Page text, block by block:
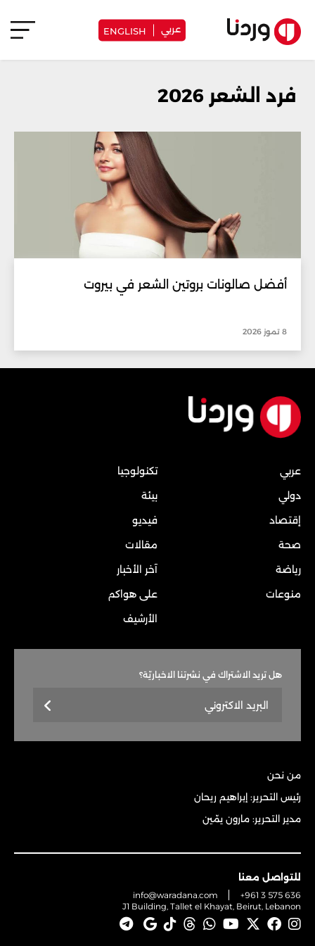
عربي ENGLISH
فرد الشعر 2026
أفضل صالونات بروتين الشعر في بيروت
8 تموز 2026
عربي
دولي
إقتصاد
صحة
رياضة
منوعات
تكنولوجيا
بيئة
فيديو
مقالات
آخر الأخبار
على هواكم
الأرشيف
هل تريد الاشتراك في نشرتنا الاخباريّة؟
من نحن
رئيس التحرير: إبراهيم ريحان
مدير التحرير: مارون يمّين
للتواصل معنا
info@waradana.com
+961 3 575 636
J1 Building, Tallet el Khayat, Beirut, Lebanon